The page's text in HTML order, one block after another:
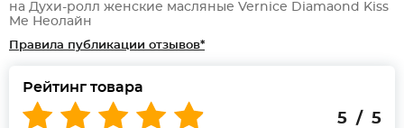
на Духи-ролл женские масляные Vernice Diamaond Kiss
Me Неолайн
Правила публикации отзывов*
Рейтинг товара
5 / 5